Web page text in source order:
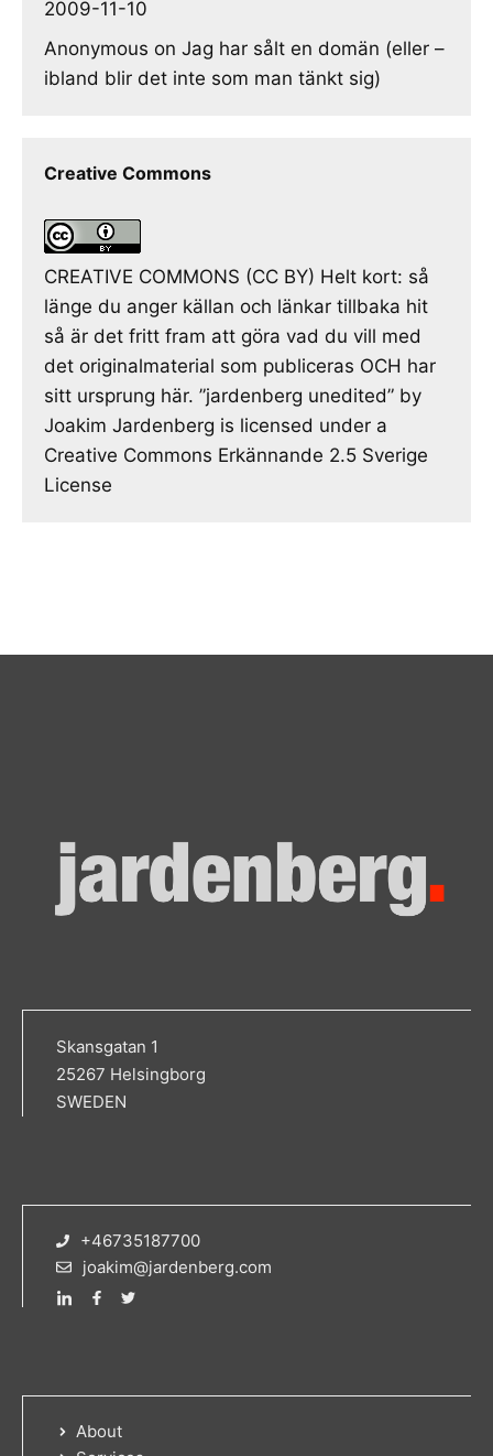
2009-11-10
Anonymous on Jag har sålt en domän (eller –
ibland blir det inte som man tänkt sig)
Creative Commons
CREATIVE COMMONS (CC BY) Helt kort: så
länge du anger källan och länkar tillbaka hit
så är det fritt fram att göra vad du vill med
det originalmaterial som publiceras OCH har
sitt ursprung här. ”jardenberg unedited” by
Joakim Jardenberg is licensed under a
Creative Commons Erkännande 2.5 Sverige
License
Skansgatan 1
25267 Helsingborg
SWEDEN
+46735187700
joakim@jardenberg.com
About